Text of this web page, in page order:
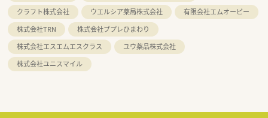
クラフト株式会社
ウエルシア薬局株式会社
有限会社エムオーピー
株式会社TRN
株式会社ププレひまわり
株式会社エスエムエスクラス
ユウ薬品株式会社
株式会社ユニスマイル